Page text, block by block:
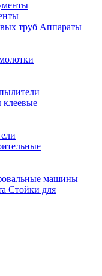
Аппараты
клеевые
машины
Стойки для